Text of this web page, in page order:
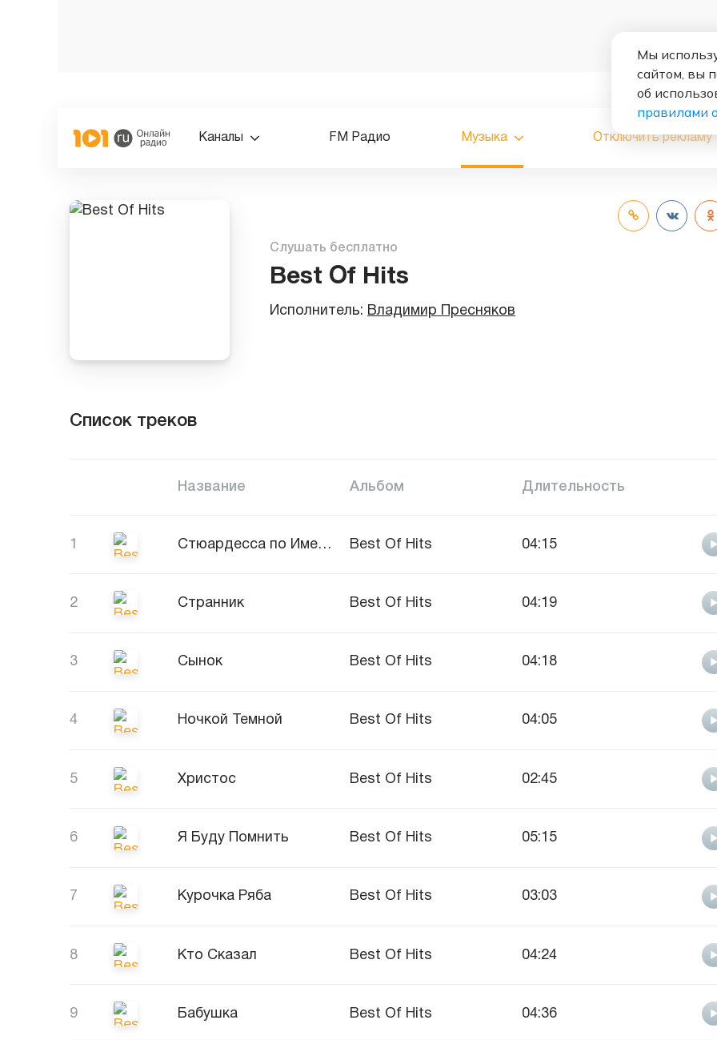
Каналы FM Радио Музыка Отключить рекламу
Слушать бесплатно
Best Of Hits
Исполнитель: Владимир Пресняков
Список треков
Название Альбом Длительность
1 Стюардесса по Имени Жанна Best Of Hits 04:15
2 Странник Best Of Hits 04:19
3 Сынок Best Of Hits 04:18
4 Ночкой Темной Best Of Hits 04:05
5 Христос Best Of Hits 02:45
6 Я Буду Помнить Best Of Hits 05:15
7 Курочка Ряба Best Of Hits 03:03
8 Кто Сказал Best Of Hits 04:24
9 Бабушка Best Of Hits 04:36
Мы
сайтом, вы
об
правилами